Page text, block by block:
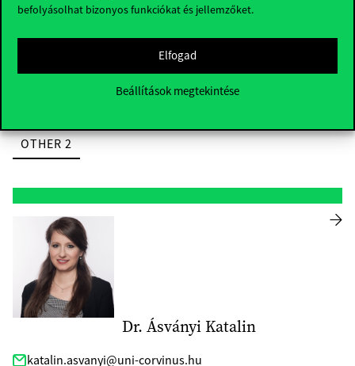
befolyásolhat bizonyos funkciókat és jellemzőket.
Elfogad
Beállítások megtekintése
Sóház, 125
Rektori Szervezet / Adatelemzés és Informatika Intézet
OTHER 2
Dr. Ásványi Katalin
katalin.asvanyi@uni-corvinus.hu